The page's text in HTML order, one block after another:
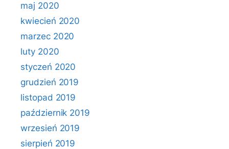
maj 2020
kwiecień 2020
marzec 2020
luty 2020
styczeń 2020
grudzień 2019
listopad 2019
październik 2019
wrzesień 2019
sierpień 2019